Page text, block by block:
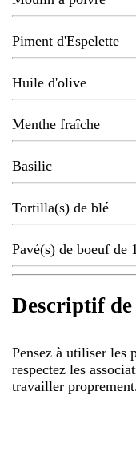
Piment d'Espelette
Huile d'olive
Menthe fraîche
Basilic
Tortilla(s) de blé
Pavé(s) de boeuf de
Descriptif
Pensez à utiliser les
respectez les
travailler